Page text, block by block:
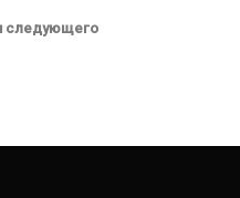
следующего